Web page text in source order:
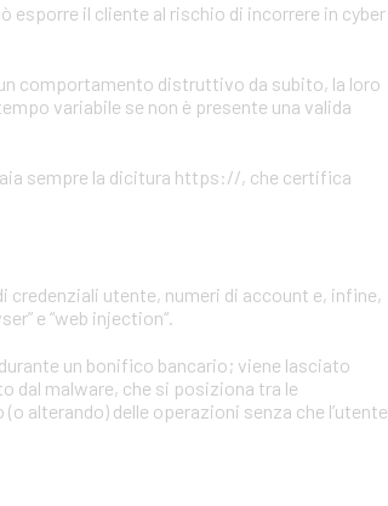
esporre il cliente al rischio di incorrere in cyber
comportamento distruttivo da subito, la loro
variabile se non è presente una valida
sempre la dicitura https://, che certifica
credenziali utente, numeri di account e, infine,
e “web injection“.
un bonifico bancario; viene lasciato
dal malware, che si posiziona tra le
alterando) delle operazioni senza che l’utente